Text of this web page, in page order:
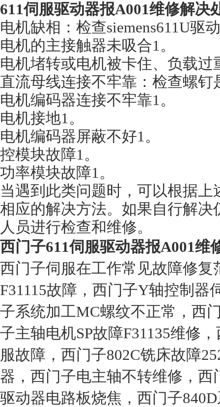
611伺服驱动器报A001维修解决
电机缺相：检查siemens611U驱
电机的主接触器未吸合1。
电机堵转或电机被卡住、负载
直流母线连接不牢靠：检查螺钉
电机编码器连接不牢靠1。
电机接地1。
电机编码器屏蔽不好1。
控模块故障1。
功率模块故障1。
当遇到此类问题时，可以根据
相应的解决方法。如果自行解
人员进行检查和维修。
西门子611伺服驱动器报A001维
西门子伺服在工作常见故障修
F31115故障，西门子Y轴控制器
子系统加工MC螺纹不正常，西
子主轴电机SP故障F31135维修
服故障，西门子802C铣床故障
器，西门子电主轴不转维修，西
驱动器电路板烧焦，西门子